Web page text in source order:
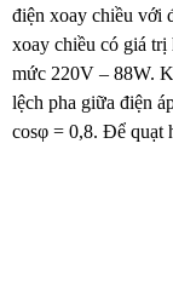
điện xoay chiều với
xoay chiều có giá trị
mức 220V – 88W.
lệch pha giữa điện
cosφ = 0,8. Để quạt